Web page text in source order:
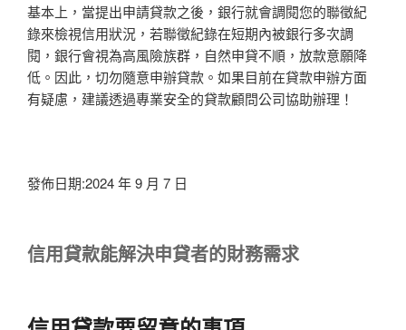
基本上，當提出申請貸款之後，銀行就會調閱您的聯徵紀
錄來檢視信用狀況，若聯徵紀錄在短期內被銀行多次調
閱，銀行會視為高風險族群，自然申貸不順，放款意願降
低。因此，切勿隨意申辦貸款。如果目前在貸款申辦方面
有疑慮，建議透過專業安全的貸款顧問公司協助辦理！
發佈日期:2024 年 9 月 7 日
信用貸款能解決申貸者的財務需求